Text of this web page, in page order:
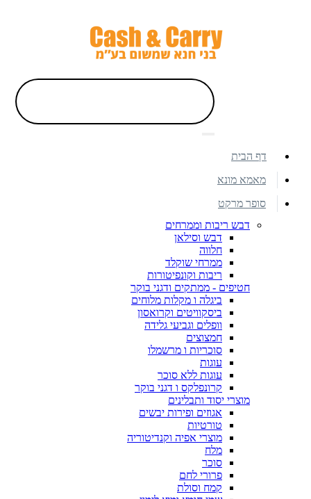
דף הבית
מאמא מונא
סופר מרקט
דבש ריבות וממרחים
דבש וסילאן
חלווה
ממרחי שוקלד
ריבות וקונפיטורות
חטיפים - ממתקים ודגני בוקר
ביגלה ו מקלות מלוחים
ביסקוויטים וקרואסון
וופלים וגביעי גלידה
חמצוצים
סוכריות ו מרשמלו
עוגות
עוגות ללא סוכר
קרונפלקס ו דגני בוקר
מוצרי יסוד ותבלינים
אגוזים ופירות יבשים
טורטיות
מוצרי אפיה וקנדיטוריה
מלח
סוכר
פרורי לחם
קמח וסולת